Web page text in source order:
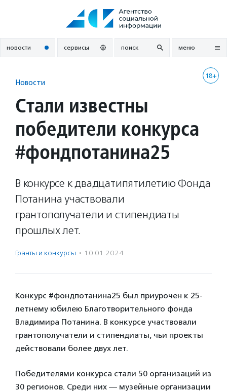
новости сервисы поиск меню
18+
Новости
Стали известны
победители конкурса
#фондпотанина25
В конкурсе к двадцатипятилетию Фонда
Потанина участвовали
грантополучатели и стипендиаты
прошлых лет.
Гранты и конкурсы · 10.01.2024
Конкурс #фондпотанина25 был приурочен к 25-
летнему юбилею Благотворительного фонда
Владимира Потанина. В конкурсе участвовали
грантополучатели и стипендиаты, чьи проекты
действовали более двух лет.
Победителями конкурса стали 50 организаций из
30 регионов. Среди них — музейные организации